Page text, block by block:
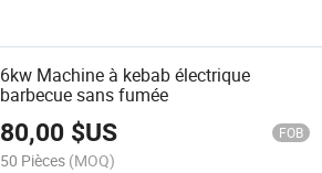
6kw Machine à kebab électrique
barbecue sans fumée
80,00 $US FOB
50 Pièces (MOQ)